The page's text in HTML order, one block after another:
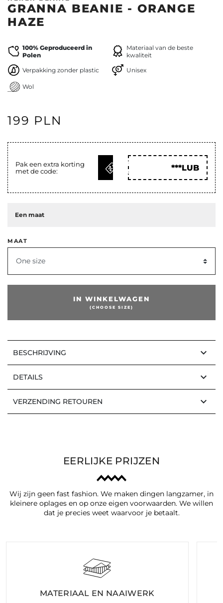
GRANNA BEANIE - ORANGE
HAZE
100% Geproduceerd in
Polen
Materiaal van de beste
kwaliteit
Verpakking zonder plastic
Unisex
Wol
199 PLN
Pak een extra korting
met de code:
KRIJG
CODE
***LUB
Een maat
MAAT
One size
IN WINKELWAGEN
(CHOOSE SIZE)
BESCHRIJVING keyboard_arrow_down
DETAILS keyboard_arrow_down
VERZENDING RETOUREN keyboard_arrow_down
EERLIJKE PRIJZEN
Wij zijn geen fast fashion. We maken dingen langzamer, in
kleinere oplages en op onze eigen voorwaarden. We willen
dat je precies weet waarvoor je betaalt.
MATERIAAL EN NAAIWERK